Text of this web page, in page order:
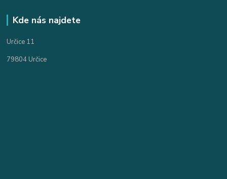
Kde nás najdete
Určice 11
79804 Určice